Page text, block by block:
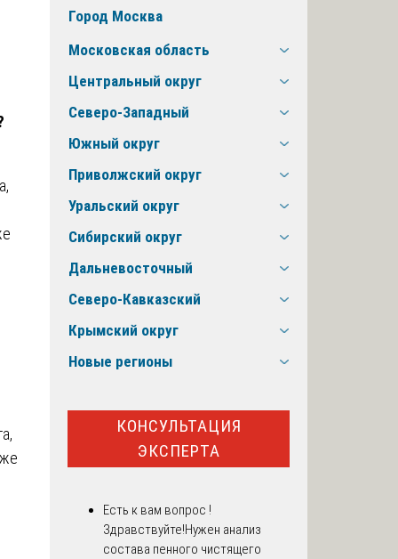
Город Москва
Московская область
Центральный округ
Северо-Западный
Южный округ
Приволжский округ
Уральский округ
Сибирский округ
Дальневосточный
Северо-Кавказский
Крымский округ
Новые регионы
КОНСУЛЬТАЦИЯ
ЭКСПЕРТА
Есть к вам вопрос !
Здравствуйте!Нужен анализ
состава пенного чистящего